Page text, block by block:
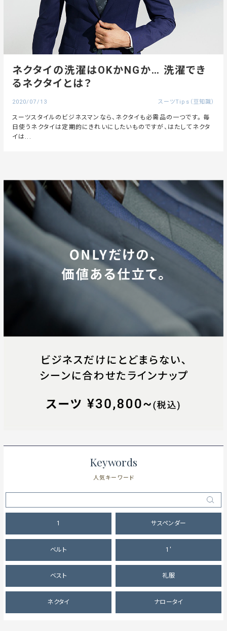
ネクタイの洗濯はOKかNGか… 洗濯でき
るネクタイとは？
2020/07/13 スーツTips（豆知識）
スーツスタイルのビジネスマンなら、ネクタイも必需品の一つです。 毎
日使うネクタイは定期的にきれいにしたいものですが、はたしてネクタ
イは...
Keywords
人気キーワード
1 サスペンダー
ベルト 1'
ベスト 礼服
ネクタイ ナロータイ